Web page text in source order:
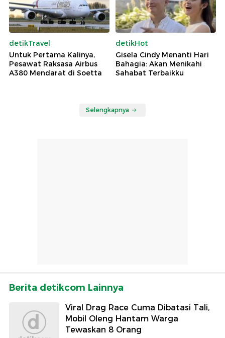
detikTravel
Untuk Pertama Kalinya,
Pesawat Raksasa Airbus
A380 Mendarat di Soetta
detikHot
Gisela Cindy Menanti Hari
Bahagia: Akan Menikahi
Sahabat Terbaikku
Selengkapnya
Berita detikcom Lainnya
Viral Drag Race Cuma Dibatasi Tali,
Mobil Oleng Hantam Warga
Tewaskan 8 Orang